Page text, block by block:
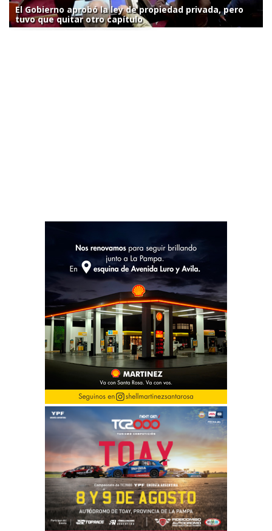
El Gobierno aprobó la ley de propiedad privada, pero
tuvo que quitar otro capítulo